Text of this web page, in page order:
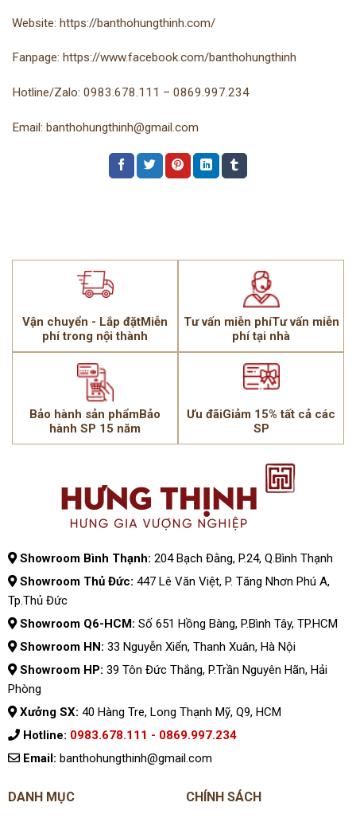
Website: https://banthohungthinh.com/
Fanpage: https://www.facebook.com/banthohungthinh
Hotline/Zalo: 0983.678.111 – 0869.997.234
Email: banthohungthinh@gmail.com
Vận chuyển - Lắp đặtMiễn
phí trong nội thành
Tư vấn miễn phíTư vấn miễn
phí tại nhà
Bảo hành sản phẩmBảo
hành SP 15 năm
Ưu đãiGiảm 15% tất cả các
SP
Showroom Bình Thạnh: 204 Bạch Đằng, P.24, Q.Bình Thạnh
Showroom Thủ Đức: 447 Lê Văn Việt, P. Tăng Nhơn Phú A,
Tp.Thủ Đức
Showroom Q6-HCM: Số 651 Hồng Bàng, P.Bình Tây, TP.HCM
Showroom HN: 33 Nguyễn Xiển, Thanh Xuân, Hà Nội
Showroom HP: 39 Tôn Đức Thắng, P.Trần Nguyên Hãn, Hải
Phòng
Xưởng SX: 40 Hàng Tre, Long Thạnh Mỹ, Q9, HCM
Hotline: 0983.678.111 - 0869.997.234
Email: banthohungthinh@gmail.com
DANH MỤC CHÍNH SÁCH